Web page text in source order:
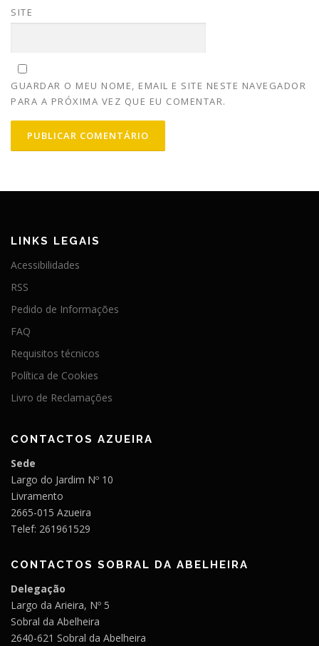
SITE
GUARDAR O MEU NOME, EMAIL E SITE NESTE NAVEGADOR
PARA A PRÓXIMA VEZ QUE EU COMENTAR.
LINKS LEGAIS
Acessibilidades
RSS
Pedido de Informações
FAQ
Requisitos técnicos
Política de Cookies
Livro de Reclamações
CONTACTOS AZUEIRA
Sede
Largo do Jardim Nº 10
Livramento
2665-015 Azueira
Telef: 261961529
CONTACTOS SOBRAL DA ABELHEIRA
Delegação
Largo da Arieira, Nº 5
Sobral da Abelheira
2640-621 Sobral da Abelheira